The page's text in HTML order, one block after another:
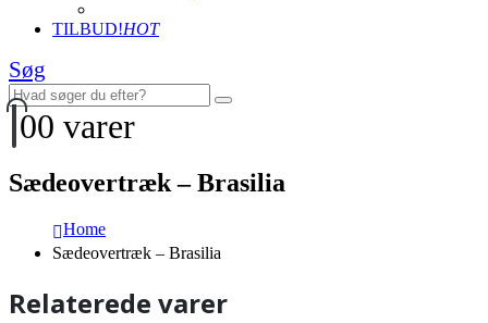
TILBUD!HOT
Søg
00 varer
Sædeovertræk – Brasilia
Home
Sædeovertræk – Brasilia
Relaterede varer